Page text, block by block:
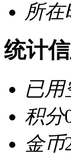
所在
统计
已用
积分
金币